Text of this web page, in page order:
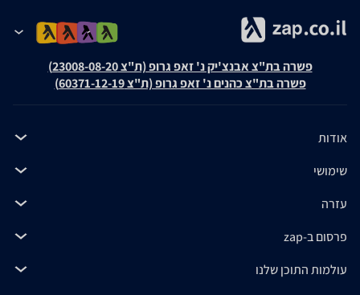
פשרה בת"צ אבנצ'יק נ' זאפ גרופ (ת"צ 23008-08-20)
פשרה בת"צ כהנים נ' זאפ גרופ (ת"צ 60371-12-19)
אודות
שימושי
עזרה
פרסום ב-zap
עולמות התוכן שלנו